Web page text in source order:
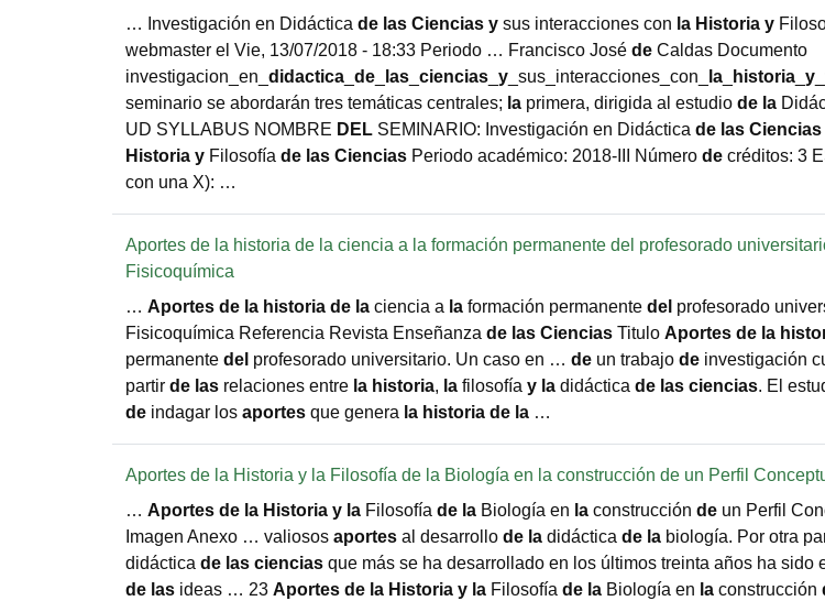
… Investigación en Didáctica de las Ciencias y sus interacciones con la Historia y
webmaster el Vie, 13/07/2018 - 18:33 Periodo … Francisco José de Caldas Documento
investigacion_en_ didactica de las ciencias y _sus_interacciones_con_ la historia y
seminario se abordarán tres temáticas centrales; la primera, dirigida al estudio de la
UD SYLLABUS NOMBRE DEL SEMINARIO: Investigación en Didáctica de las Ciencias
Historia y Filosofía de las Ciencias Periodo académico: 2018-III Número de créditos: 3
con una X): …
Aportes de la historia de la ciencia a la formación permanente del profesorado
Fisicoquímica
… Aportes de la historia de la ciencia a la formación permanente del profesorado
Fisicoquímica Referencia Revista Enseñanza de las Ciencias Titulo Aportes de la
permanente del profesorado universitario. Un caso en … de un trabajo de investigación
partir de las relaciones entre la historia, la filosofía y la didáctica de las ciencias. El
de indagar los aportes que genera la historia de la …
Aportes de la Historia y la Filosofía de la Biología en la construcción de un Perfil
… Aportes de la Historia y la Filosofía de la Biología en la construcción de un Perfil
Imagen Anexo … valiosos aportes al desarrollo de la didáctica de la biología. Por otra
didáctica de las ciencias que más se ha desarrollado en los últimos treinta años ha sido
de las ideas … 23 Aportes de la Historia y la Filosofía de la Biología en la construcción